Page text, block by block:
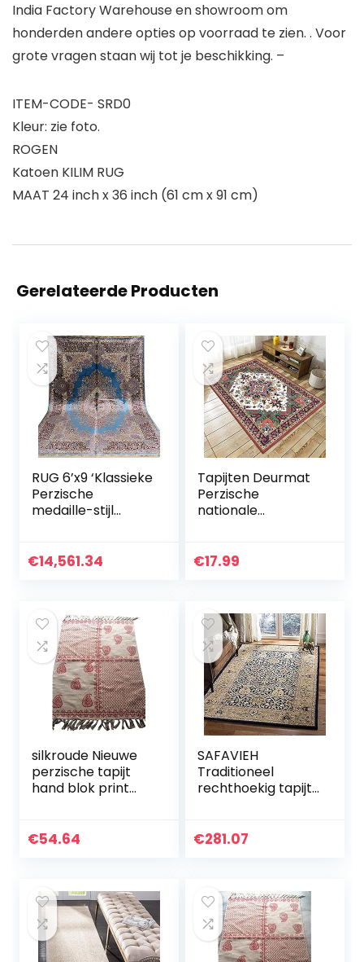
India Factory Warehouse en showroom om
honderden andere opties op voorraad te zien. . Voor
grote vragen staan wij tot je beschikking. –
ITEM-CODE- SRD0
Kleur: zie foto.
ROGEN
Katoen KILIM RUG
MAAT 24 inch x 36 inch (61 cm x 91 cm)
Gerelateerde Producten
RUG 6’x9 ‘Klassieke
Perzische
medaille-stijl
blauw, paars en
€14,561.34
Tapijten Deurmat
Perzische
nationale
tapijt Woonkamer
€17.99
silkroude Nieuwe
perzische tapijt
hand blok print
Turkse kilim
€54.64
SAFAVIEH
Traditioneel
rechthoekig tapijt
Perzische legende,
€281.07